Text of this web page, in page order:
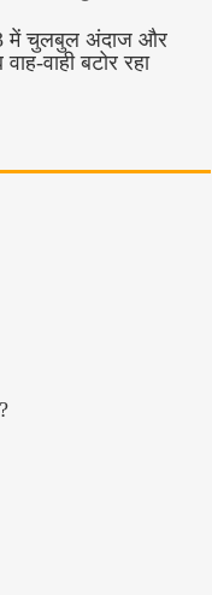
में चुलबुल अंदाज और
वाही बटोर रहा